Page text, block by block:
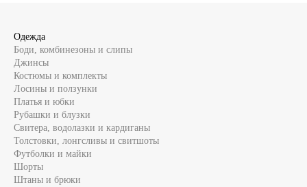
Одежда
Боди, комбинезоны и слипы
Джинсы
Костюмы и комплекты
Лосины и ползунки
Платья и юбки
Рубашки и блузки
Свитера, водолазки и кардиганы
Толстовки, лонгсливы и свитшоты
Футболки и майки
Шорты
Штаны и брюки